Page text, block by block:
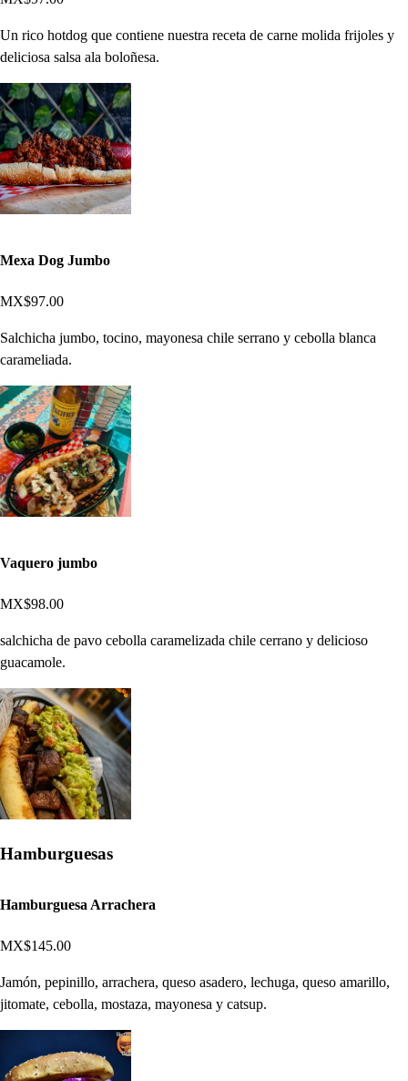
Un rico hotdog que contiene nuestra receta de carne molida frijoles y
deliciosa salsa ala boloñesa.
Mexa Dog Jumbo
MX$97.00
Salchicha jumbo, tocino, mayonesa chile serrano y cebolla blanca
carameliada.
Vaquero jumbo
MX$98.00
salchicha de pavo cebolla caramelizada chile cerrano y delicioso
guacamole.
Hamburguesas
Hamburguesa Arrachera
MX$145.00
Jamón, pepinillo, arrachera, queso asadero, lechuga, queso amarillo,
jitomate, cebolla, mostaza, mayonesa y catsup.